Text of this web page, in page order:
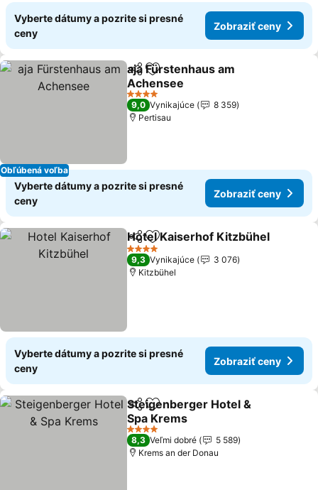
Vyberte dátumy a pozrite si presné
ceny
Zobraziť ceny
Obľúbená voľba
ZdieľaťPridať do obľúbených
aja Fürstenhaus am
Achensee
4 Počet hviezdičiek
9,0 Vynikajúce
8 359
Pertisau
Vyberte dátumy a pozrite si presné
ceny
Zobraziť ceny
ZdieľaťPridať do obľúbených
Hotel Kaiserhof Kitzbühel
4 Počet hviezdičiek
9,3 Vynikajúce
3 076
Kitzbühel
Vyberte dátumy a pozrite si presné
ceny
Zobraziť ceny
ZdieľaťPridať do obľúbených
Steigenberger Hotel &
Spa Krems
4 Počet hviezdičiek
8,3 Veľmi dobré
5 589
Krems an der Donau